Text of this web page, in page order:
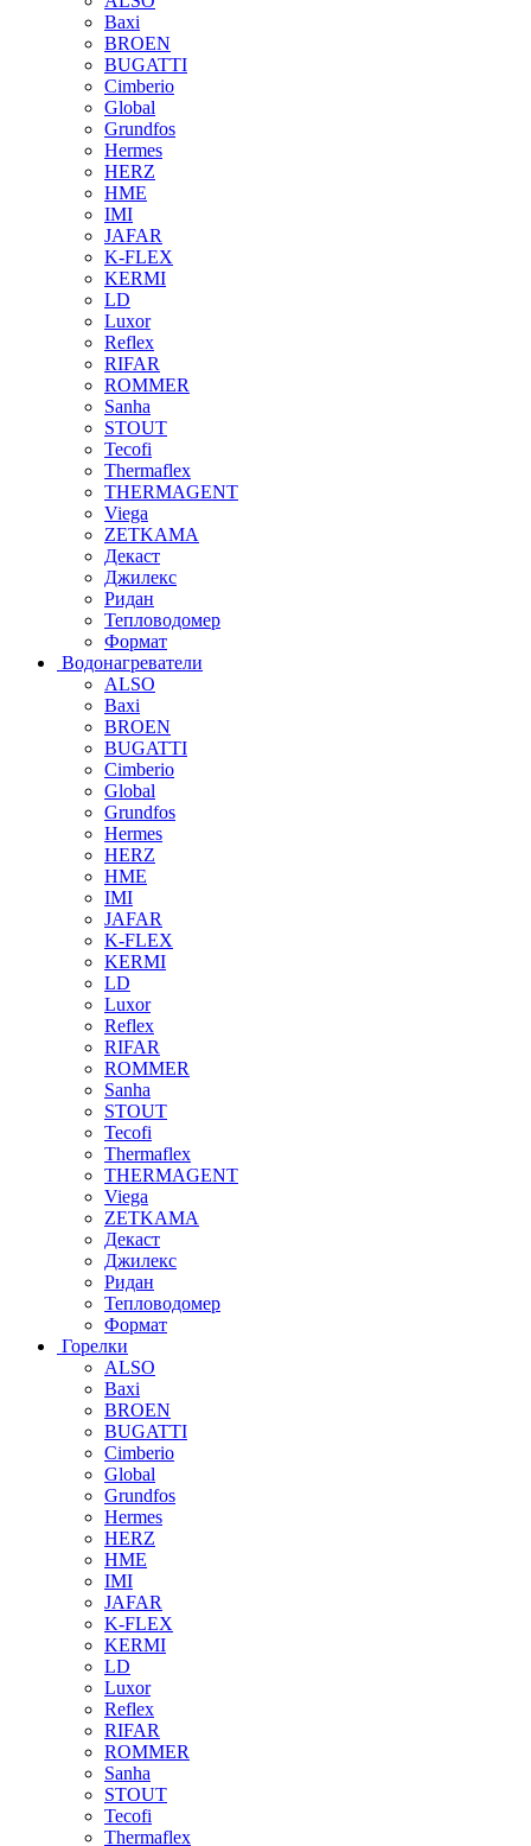
Baxi
BROEN
BUGATTI
Cimberio
Global
Grundfos
Hermes
HERZ
HME
IMI
JAFAR
K-FLEX
KERMI
LD
Luxor
Reflex
RIFAR
ROMMER
Sanha
STOUT
Tecofi
Thermaflex
THERMAGENT
Viega
ZETKAMA
Декаст
Джилекс
Ридан
Тепловодомер
Формат
Водонагреватели
ALSO
Baxi
BROEN
BUGATTI
Cimberio
Global
Grundfos
Hermes
HERZ
HME
IMI
JAFAR
K-FLEX
KERMI
LD
Luxor
Reflex
RIFAR
ROMMER
Sanha
STOUT
Tecofi
Thermaflex
THERMAGENT
Viega
ZETKAMA
Декаст
Джилекс
Ридан
Тепловодомер
Формат
Горелки
ALSO
Baxi
BROEN
BUGATTI
Cimberio
Global
Grundfos
Hermes
HERZ
HME
IMI
JAFAR
K-FLEX
KERMI
LD
Luxor
Reflex
RIFAR
ROMMER
Sanha
STOUT
Tecofi
Thermaflex